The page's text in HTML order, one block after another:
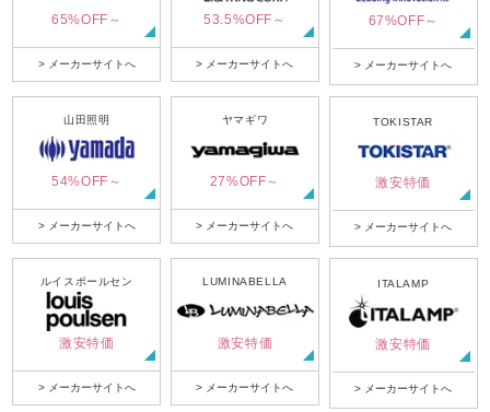
65%OFF～
> メーカーサイトへ
53.5%OFF～
> メーカーサイトへ
67%OFF～
> メーカーサイトへ
山田照明
54%OFF～
> メーカーサイトへ
ヤマギワ
27%OFF～
> メーカーサイトへ
TOKISTAR
激安特価
> メーカーサイトへ
ルイスポールセン
激安特価
> メーカーサイトへ
LUMINABELLA
激安特価
> メーカーサイトへ
ITALAMP
激安特価
> メーカーサイトへ